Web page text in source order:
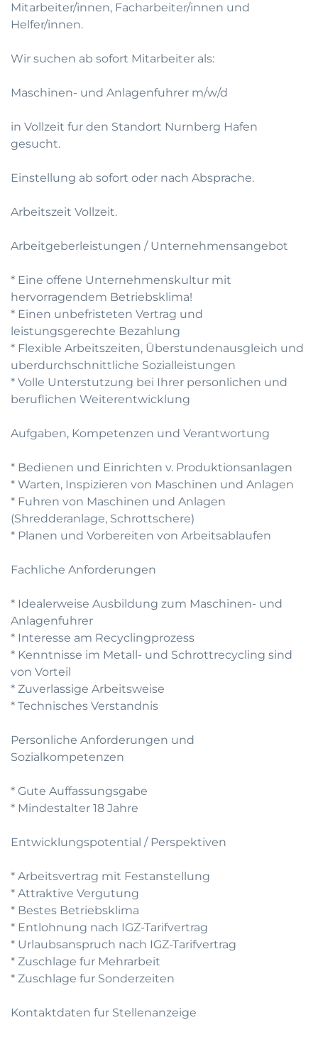
Mitarbeiter/innen, Facharbeiter/innen und
Helfer/innen.
Wir suchen ab sofort Mitarbeiter als:
Maschinen- und Anlagenfuhrer m/w/d
in Vollzeit fur den Standort Nurnberg Hafen
gesucht.
Einstellung ab sofort oder nach Absprache.
Arbeitszeit Vollzeit.
Arbeitgeberleistungen / Unternehmensangebot
* Eine offene Unternehmenskultur mit
hervorragendem Betriebsklima!
* Einen unbefristeten Vertrag und
leistungsgerechte Bezahlung
* Flexible Arbeitszeiten, Überstundenausgleich und
uberdurchschnittliche Sozialleistungen
* Volle Unterstutzung bei Ihrer personlichen und
beruflichen Weiterentwicklung
Aufgaben, Kompetenzen und Verantwortung
* Bedienen und Einrichten v. Produktionsanlagen
* Warten, Inspizieren von Maschinen und Anlagen
* Fuhren von Maschinen und Anlagen
(Shredderanlage, Schrottschere)
* Planen und Vorbereiten von Arbeitsablaufen
Fachliche Anforderungen
* Idealerweise Ausbildung zum Maschinen- und
Anlagenfuhrer
* Interesse am Recyclingprozess
* Kenntnisse im Metall- und Schrottrecycling sind
von Vorteil
* Zuverlassige Arbeitsweise
* Technisches Verstandnis
Personliche Anforderungen und
Sozialkompetenzen
* Gute Auffassungsgabe
* Mindestalter 18 Jahre
Entwicklungspotential / Perspektiven
* Arbeitsvertrag mit Festanstellung
* Attraktive Vergutung
* Bestes Betriebsklima
* Entlohnung nach IGZ-Tarifvertrag
* Urlaubsanspruch nach IGZ-Tarifvertrag
* Zuschlage fur Mehrarbeit
* Zuschlage fur Sonderzeiten
Kontaktdaten fur Stellenanzeige